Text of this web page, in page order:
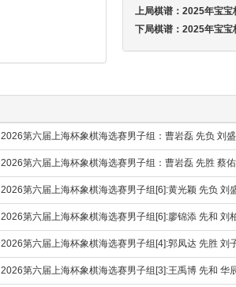
上局棋谱： 2025年宝宝
下局棋谱： 2025年宝宝
2026第六届上海杯象棋海选赛男子组：曹岩磊 先负 刘盛
2026第六届上海杯象棋海选赛男子组：曹岩磊 先胜 蔡
2026第六届上海杯象棋海选赛男子组[6]:黄光颖 先负 刘
2026第六届上海杯象棋海选赛男子组[6]:廖锦添 先和 刘
2026第六届上海杯象棋海选赛男子组[4]:郭凤达 先胜 刘
2026第六届上海杯象棋海选赛男子组[3]:王禹博 先和 华